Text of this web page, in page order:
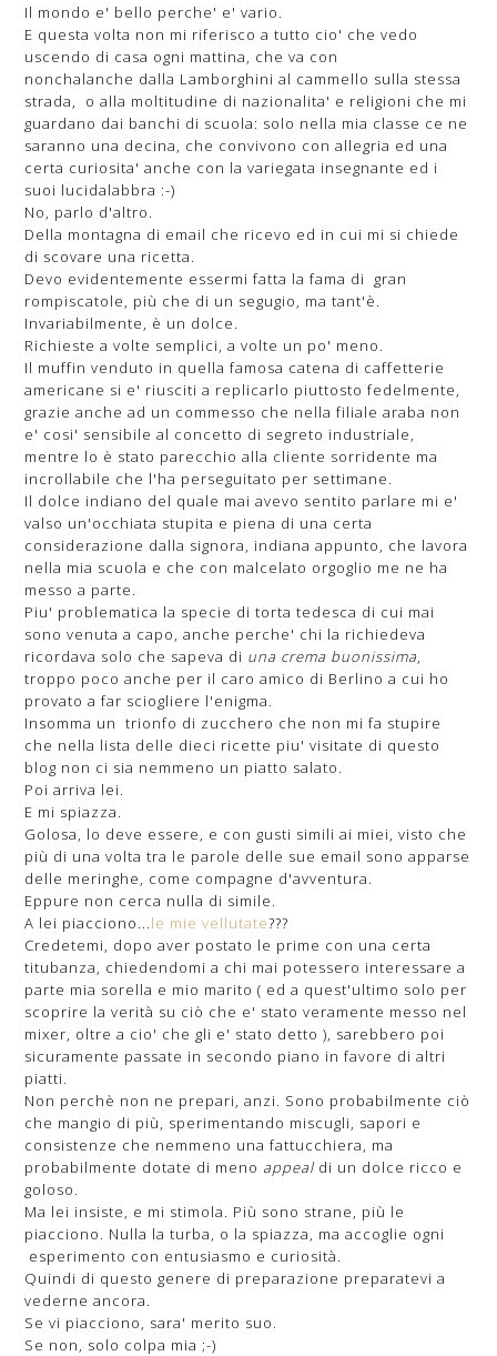
Il mondo e' bello perche' e' vario.
E questa volta non mi riferisco a tutto cio' che vedo
uscendo di casa ogni mattina, che va con
nonchalanche dalla Lamborghini al cammello sulla stessa
strada, o alla moltitudine di nazionalita' e religioni che mi
guardano dai banchi di scuola: solo nella mia classe ce ne
saranno una decina, che convivono con allegria ed una
certa curiosita' anche con la variegata insegnante ed i
suoi lucidalabbra :-)
No, parlo d'altro.
Della montagna di email che ricevo ed in cui mi si chiede
di scovare una ricetta.
Devo evidentemente essermi fatta la fama di gran
rompiscatole, più che di un segugio, ma tant'è.
Invariabilmente, è un dolce.
Richieste a volte semplici, a volte un po' meno.
Il muffin venduto in quella famosa catena di caffetterie
americane si e' riusciti a replicarlo piuttosto fedelmente,
grazie anche ad un commesso che nella filiale araba non
e' cosi' sensibile al concetto di segreto industriale,
mentre lo è stato parecchio alla cliente sorridente ma
incrollabile che l'ha perseguitato per settimane.
Il dolce indiano del quale mai avevo sentito parlare mi e'
valso un'occhiata stupita e piena di una certa
considerazione dalla signora, indiana appunto, che lavora
nella mia scuola e che con malcelato orgoglio me ne ha
messo a parte.
Piu' problematica la specie di torta tedesca di cui mai
sono venuta a capo, anche perche' chi la richiedeva
ricordava solo che sapeva di una crema buonissima
troppo poco anche per il caro amico di Berlino a cui ho
provato a far sciogliere l'enigma.
Insomma un trionfo di zucchero che non mi fa stupire
che nella lista delle dieci ricette piu' visitate di questo
blog non ci sia nemmeno un piatto salato.
Poi arriva lei.
E mi spiazza.
Golosa, lo deve essere, e con gusti simili ai miei, visto che
più di una volta tra le parole delle sue email sono apparse
delle meringhe, come compagne d'avventura.
Eppure non cerca nulla di simile.
A lei piacciono... le mie vellutate???
Credetemi, dopo aver postato le prime con una certa
titubanza, chiedendomi a chi mai potessero interessare a
parte mia sorella e mio marito ( ed a quest'ultimo solo per
scoprire la verità su ciò che e' stato veramente messo nel
mixer, oltre a cio' che gli e' stato detto ), sarebbero poi
sicuramente passate in secondo piano in favore di altri
piatti.
Non perchè non ne prepari, anzi. Sono probabilmente ciò
che mangio di più, sperimentando miscugli, sapori e
consistenze che nemmeno una fattucchiera, ma
probabilmente dotate di meno appeal di un dolce ricco e
goloso.
Ma lei insiste, e mi stimola. Più sono strane, più le
piacciono. Nulla la turba, o la spiazza, ma accoglie ogni
esperimento con entusiasmo e curiosità.
Quindi di questo genere di preparazione preparatevi a
vederne ancora.
Se vi piacciono, sara' merito suo.
Se non, solo colpa mia ;-)